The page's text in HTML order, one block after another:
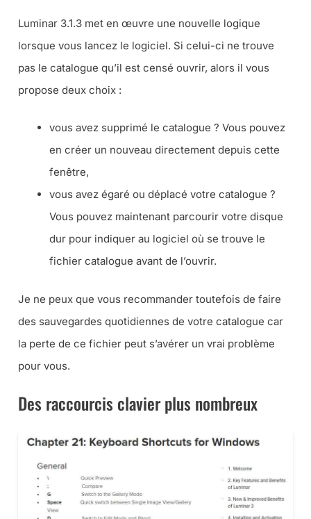
Luminar 3.1.3 met en œuvre une nouvelle logique
lorsque vous lancez le logiciel. Si celui-ci ne trouve
pas le catalogue qu’il est censé ouvrir, alors il vous
propose deux choix :
vous avez supprimé le catalogue ? Vous pouvez
en créer un nouveau directement depuis cette
fenêtre,
vous avez égaré ou déplacé votre catalogue ?
Vous pouvez maintenant parcourir votre disque
dur pour indiquer au logiciel où se trouve le
fichier catalogue avant de l’ouvrir.
Je ne peux que vous recommander toutefois de faire
des sauvegardes quotidiennes de votre catalogue car
la perte de ce fichier peut s’avérer un vrai problème
pour vous.
Des raccourcis clavier plus nombreux